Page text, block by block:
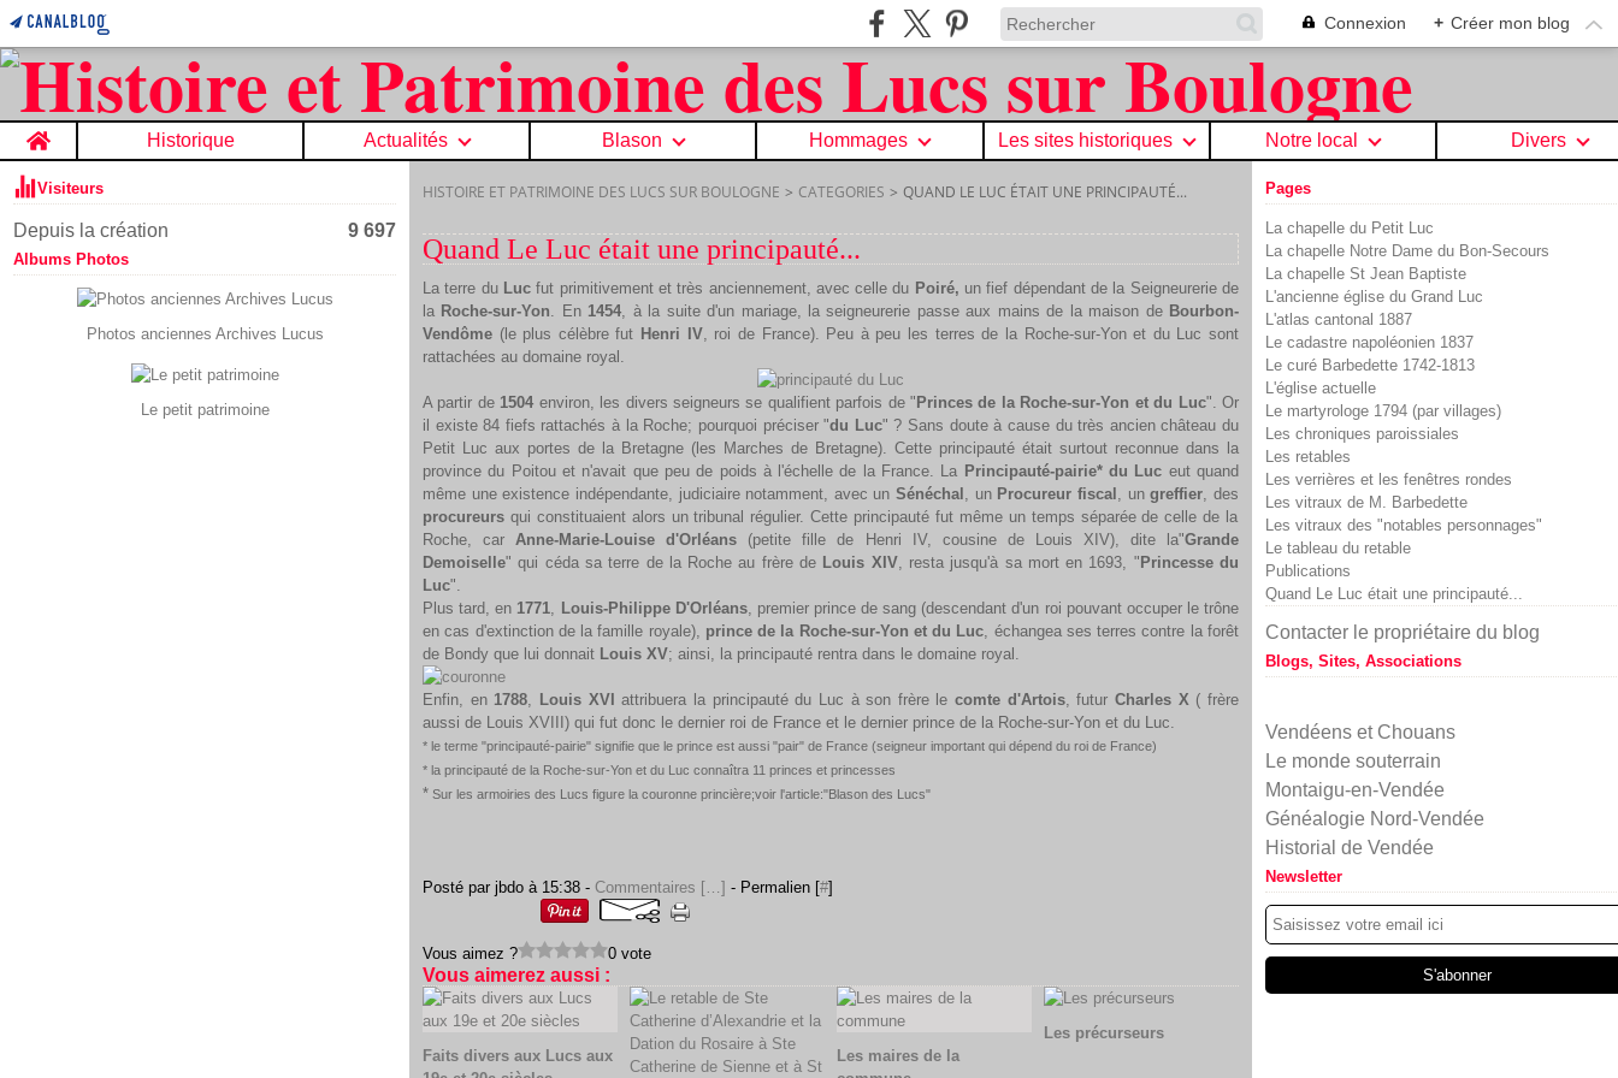
Connexion + Créer mon blog
Home Historique Actualités Blason Hommages Les sites historiques Notre local Divers
Visiteurs
Depuis la création 9 697
Albums Photos
Photos anciennes Archives Lucus
Le petit patrimoine
HISTOIRE ET PATRIMOINE DES LUCS SUR BOULOGNE > CATEGORIES > QUAND LE LUC ÉTAIT UNE PRINCIPAUTÉ...
Quand Le Luc était une principauté...
La terre du Lucfut primitivement et très anciennement, avec celle du Poiré, un fief dépendant de la Seigneurerie de
la Roche-sur-Yon. En 1454, à la suite d'un mariage, la seigneurerie passe aux mains de la maison de Bourbon-
Vendôme (le plus célèbre fut Henri IV, roi de France). Peu à peu les terres de la Roche-sur-Yon et du Luc sont
rattachées au domaine royal.
A partir de 1504 environ, les divers seigneurs se qualifient parfois de " Princes de la Roche-sur-Yon et du Luc". Or
il existe 84 fiefs rattachés à la Roche; pourquoi préciser "du Luc" ? Sans doute à cause du très ancien château du
Petit Luc aux portes de la Bretagne (les Marches de Bretagne). Cette principauté était surtout reconnue dans la
province du Poitou et n'avait que peu de poids à l'échelle de la France. La Principauté-pairie* du Luc eut quand
même une existence indépendante, judiciaire notamment, avec unSénéchal , un Procureur fiscal , ungreffier, des
procureurs qui constituaient alors un tribunal régulier. Cette principauté fut même un temps séparée de celle de la
Roche, carAnne-Marie-Louise d'Orléans (petite fille de Henri IV, cousine de Louis XIV), dite la"Grande
Demoiselle" qui céda sa terre de la Roche au frère de Louis XIV, resta jusqu'à sa mort en 1693, " Princesse du
Luc".
Plus tard, en 1771, Louis-Philippe D'Orléans, premier prince de sang (descendant d'un roi pouvant occuper le trône
en cas d'extinction de la famille royale), prince de la Roche-sur-Yon et du Luc, échangea ses terres contre la forêt
de Bondy que lui donnait Louis XV; ainsi, la principauté rentra dans le domaine royal.
Enfin, en 1788, Louis XVI attribuera la principauté du Luc à son frère lecomte d'Artois, futurCharles X( frère
aussi de Louis XVIII) qui fut donc le dernier roi de France et le dernier prince de la Roche-sur-Yon et du Luc.
* le terme "principauté-pairie" signifie que le prince est aussi "pair" de France (seigneur important qui dépend du roi de France)
* la principauté de la Roche-sur-Yon et du Luc connaîtra 11 princes et princesses
* Sur les armoiries des Lucs figure la couronne princière;voir l'article:"Blason des Lucs"
Posté par jbdo à 15:38 - Commentaires […] - Permalien [#]
Vous aimez ? 0 vote
Vous aimerez aussi :
Faits divers aux Lucs aux
Les maires de la
Les précurseurs
Pages
La chapelle du Petit Luc
La chapelle Notre Dame du Bon-Secours
La chapelle St Jean Baptiste
L'ancienne église du Grand Luc
L'atlas cantonal 1887
Le cadastre napoléonien 1837
Le curé Barbedette 1742-1813
L'église actuelle
Le martyrologe 1794 (par villages)
Les chroniques paroissiales
Les retables
Les verrières et les fenêtres rondes
Les vitraux de M. Barbedette
Les vitraux des "notables personnages"
Le tableau du retable
Publications
Quand Le Luc était une principauté...
Contacter le propriétaire du blog
Blogs, Sites, Associations
Vendéens et Chouans
Le monde souterrain
Montaigu-en-Vendée
Généalogie Nord-Vendée
Historial de Vendée
Newsletter